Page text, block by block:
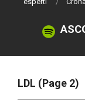
LDL (Page 2)